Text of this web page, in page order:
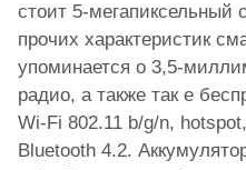
стоит 5-мегапиксельный
прочих характеристик
упоминается о 3,5-
радио, а также так е
Wi-Fi 802.11 b/g/n,
Bluetooth 4.2.